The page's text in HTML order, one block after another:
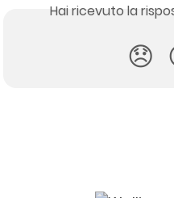
Hai ricevuto la
😞